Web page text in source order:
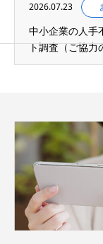
2026.07.23
中小企業の人手
ト調査（ご協力